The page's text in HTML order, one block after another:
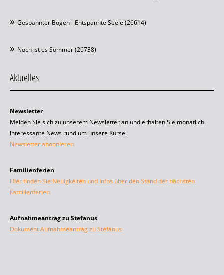
Gespannter Bogen - Entspannte Seele (26614)
Noch ist es Sommer (26738)
Aktuelles
Newsletter
Melden Sie sich zu unserem Newsletter an und erhalten Sie monatlich
interessante News rund um unsere Kurse.
Newsletter abonnieren
Familienferien
Hier finden Sie Neuigkeiten und Infos über den Stand der nächsten
Familienferien
Aufnahmeantrag zu Stefanus
Dokument Aufnahmeantrag zu Stefanus